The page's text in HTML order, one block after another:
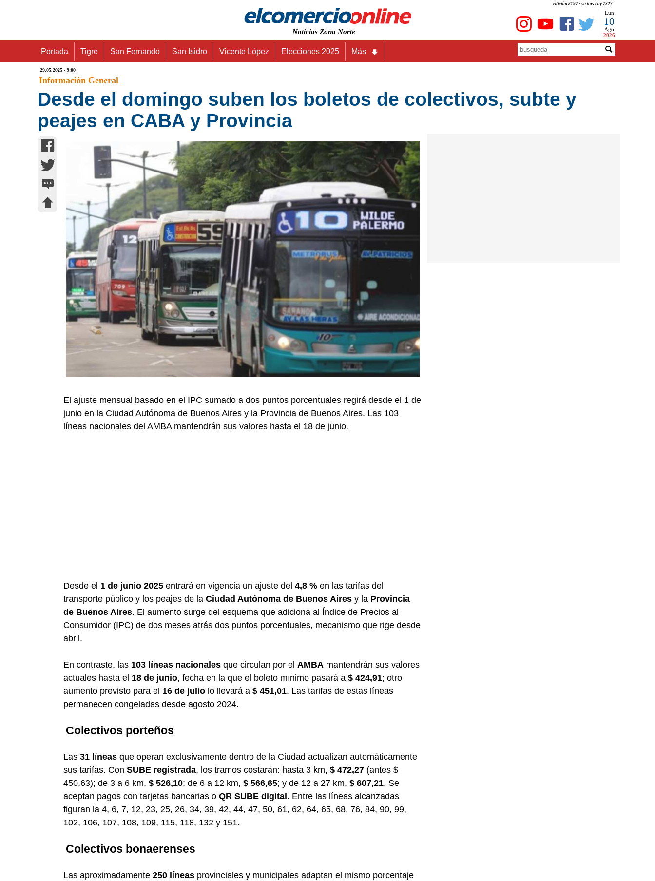
edición 8197 - visitas hoy 7327
Noticias Zona Norte
Lun
10
Ago
2026
Portada Tigre San Fernando San Isidro Vicente López Elecciones 2025 Más
29.05.2025 - 9:00
Información General
Desde el domingo suben los boletos de colectivos, subte y
peajes en CABA y Provincia
El ajuste mensual basado en el IPC sumado a dos puntos porcentuales regirá desde el 1 de
junio en la Ciudad Autónoma de Buenos Aires y la Provincia de Buenos Aires. Las 103
líneas nacionales del AMBA mantendrán sus valores hasta el 18 de junio.
Desde el 1 de junio 2025 entrará en vigencia un ajuste del 4,8 % en las tarifas del
transporte público y los peajes de la Ciudad Autónoma de Buenos Aires y la Provincia
de Buenos Aires. El aumento surge del esquema que adiciona al Índice de Precios al
Consumidor (IPC) de dos meses atrás dos puntos porcentuales, mecanismo que rige desde
abril.
En contraste, las 103 líneas nacionales que circulan por el AMBA mantendrán sus valores
actuales hasta el 18 de junio, fecha en la que el boleto mínimo pasará a $ 424,91; otro
aumento previsto para el 16 de julio lo llevará a $ 451,01. Las tarifas de estas líneas
permanecen congeladas desde agosto 2024.
Colectivos porteños
Las 31 líneas que operan exclusivamente dentro de la Ciudad actualizan automáticamente
sus tarifas. Con SUBE registrada, los tramos costarán: hasta 3 km, $ 472,27 (antes $
450,63); de 3 a 6 km, $ 526,10; de 6 a 12 km, $ 566,65; y de 12 a 27 km, $ 607,21. Se
aceptan pagos con tarjetas bancarias o QR SUBE digital . Entre las líneas alcanzadas
figuran la 4, 6, 7, 12, 23, 25, 26, 34, 39, 42, 44, 47, 50, 61, 62, 64, 65, 68, 76, 84, 90, 99,
102, 106, 107, 108, 109, 115, 118, 132 y 151.
Colectivos bonaerenses
Las aproximadamente 250 líneas provinciales y municipales adaptan el mismo porcentaje